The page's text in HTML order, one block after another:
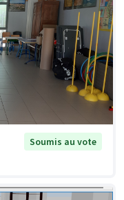
Soumis au vote